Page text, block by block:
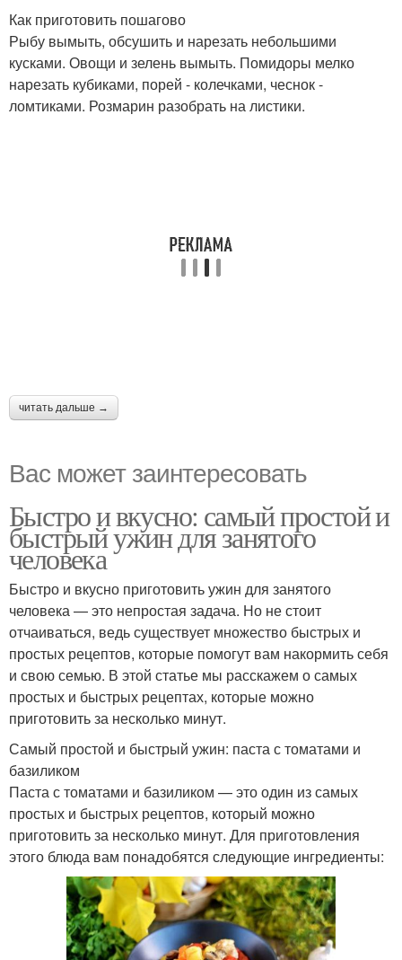
Как приготовить пошагово
Рыбу вымыть, обсушить и нарезать небольшими
кусками. Овощи и зелень вымыть. Помидоры мелко
нарезать кубиками, порей - колечками, чеснок -
ломтиками. Розмарин разобрать на листики.
читать дальше →
Вас может заинтересовать
Быстро и вкусно: самый простой и
быстрый ужин для занятого
человека
Быстро и вкусно приготовить ужин для занятого
человека — это непростая задача. Но не стоит
отчаиваться, ведь существует множество быстрых и
простых рецептов, которые помогут вам накормить себя
и свою семью. В этой статье мы расскажем о самых
простых и быстрых рецептах, которые можно
приготовить за несколько минут.
Самый простой и быстрый ужин: паста с томатами и
базиликом
Паста с томатами и базиликом — это один из самых
простых и быстрых рецептов, который можно
приготовить за несколько минут. Для приготовления
этого блюда вам понадобятся следующие ингредиенты: